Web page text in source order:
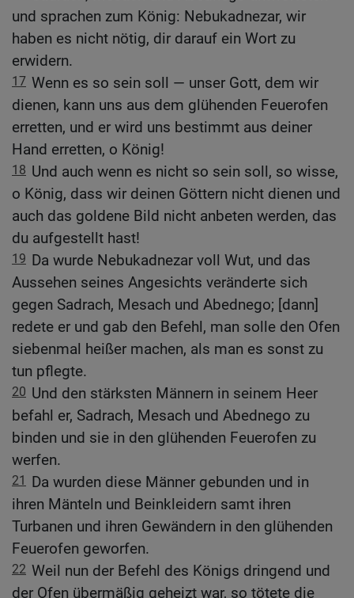
und sprachen zum König: Nebukadnezar, wir
haben es nicht nötig, dir darauf ein Wort zu
erwidern.
17 Wenn es so sein soll — unser Gott, dem wir
dienen, kann uns aus dem glühenden Feuerofen
erretten, und er wird uns bestimmt aus deiner
Hand erretten, o König!
18 Und auch wenn es nicht so sein soll, so wisse,
o König, dass wir deinen Göttern nicht dienen und
auch das goldene Bild nicht anbeten werden, das
du aufgestellt hast!
19 Da wurde Nebukadnezar voll Wut, und das
Aussehen seines Angesichts veränderte sich
gegen Sadrach, Mesach und Abednego; [dann]
redete er und gab den Befehl, man solle den Ofen
siebenmal heißer machen, als man es sonst zu
tun pflegte.
20 Und den stärksten Männern in seinem Heer
befahl er, Sadrach, Mesach und Abednego zu
binden und sie in den glühenden Feuerofen zu
werfen.
21
Da wurden diese Männer gebunden und in
ihren Mänteln und Beinkleidern samt ihren
Turbanen und ihren Gewändern in den glühenden
Feuerofen geworfen.
22 Weil nun der Befehl des Königs dringend und
der Ofen übermäßig geheizt war, so tötete die